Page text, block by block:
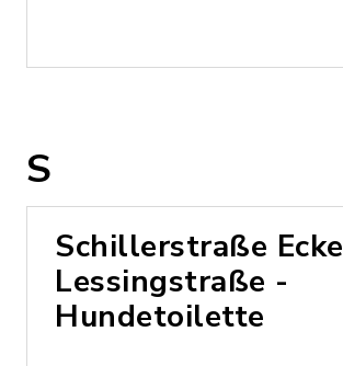
S
Schillerstraße Ecke
Lessingstraße -
Hundetoilette